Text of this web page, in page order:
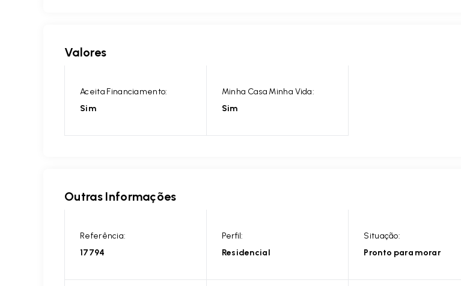
Valores
Aceita Financiamento:
Sim
Minha Casa Minha Vida:
Sim
Outras Informações
Referência:
17794
Perfil:
Residencial
Situação:
Pronto para morar